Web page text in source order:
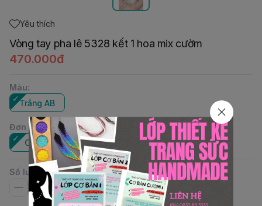
Yêu thích
Vòng tay pha lê 5328 kết 1 hoa mix cườm
470.000đ
Màu:
Trắng AB
Đơn vị:
Cái
Số lượng